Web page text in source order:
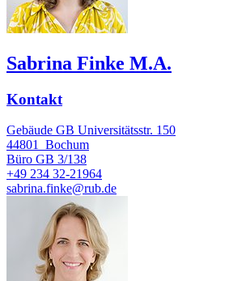
Sabrina Finke M.A.
Kontakt
Gebäude GB Universitätsstr. 150
44801 Bochum
Büro GB 3/138
+49 234 32-21964
sabrina.finke@rub.de